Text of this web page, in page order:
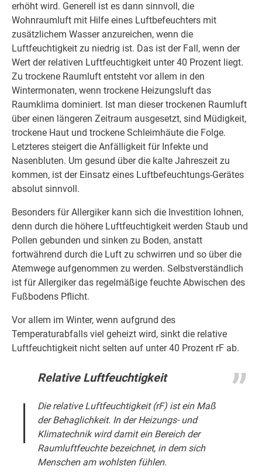
erhöht wird. Generell ist es dann sinnvoll, die
Wohnraumluft mit Hilfe eines Luftbefeuchters mit
zusätzlichem Wasser anzureichen, wenn die
Luftfeuchtigkeit zu niedrig ist. Das ist der Fall, wenn der
Wert der relativen Luftfeuchtigkeit unter 40 Prozent liegt.
Zu trockene Raumluft entsteht vor allem in den
Wintermonaten, wenn trockene Heizungsluft das
Raumklima dominiert. Ist man dieser trockenen Raumluft
über einen längeren Zeitraum ausgesetzt, sind Müdigkeit,
trockene Haut und trockene Schleimhäute die Folge.
Letzteres steigert die Anfälligkeit für Infekte und
Nasenbluten. Um gesund über die kalte Jahreszeit zu
kommen, ist der Einsatz eines Luftbefeuchtungs-Gerätes
absolut sinnvoll.
Besonders für Allergiker kann sich die Investition lohnen,
denn durch die höhere Luftfeuchtigkeit werden Staub und
Pollen gebunden und sinken zu Boden, anstatt
fortwährend durch die Luft zu schwirren und so über die
Atemwege aufgenommen zu werden. Selbstverständlich
ist für Allergiker das regelmäßige feuchte Abwischen des
Fußbodens Pflicht.
Vor allem im Winter, wenn aufgrund des
Temperaturabfalls viel geheizt wird, sinkt die relative
Luftfeuchtigkeit nicht selten auf unter 40 Prozent rF ab.
Relative Luftfeuchtigkeit
Die relative Luftfeuchtigkeit (rF) ist ein Maß
der Behaglichkeit. In der Heizungs- und
Klimatechnik wird damit ein Bereich der
Raumluftfeuchte bezeichnet, in dem sich
Menschen am wohlsten fühlen.